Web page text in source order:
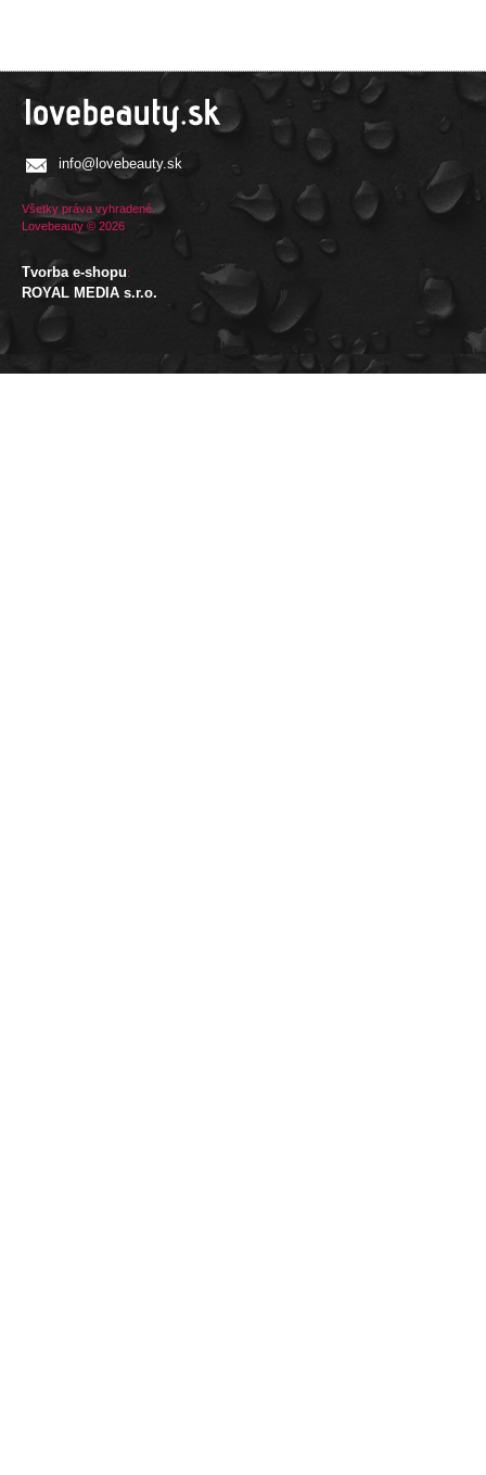
info@lovebeauty.sk
Všetky práva vyhradené.
Lovebeauty © 2026
Tvorba e-shopu:
ROYAL MEDIA s.r.o.